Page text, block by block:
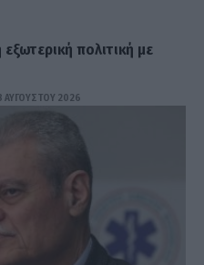
πολιτική με
ΑΥΓΟΎΣΤΟΥ 2026